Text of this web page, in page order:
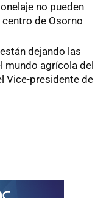
no pueden
de Osorno
dejando las
mundo agrícola del
Vice-presidente de